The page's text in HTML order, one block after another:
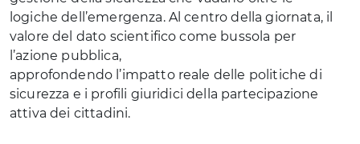
logiche dell’emergenza. Al centro della giornata, il
valore del dato scientifico come bussola per
l’azione pubblica,
approfondendo l’impatto reale delle politiche di
sicurezza e i profili giuridici della partecipazione
attiva dei cittadini.